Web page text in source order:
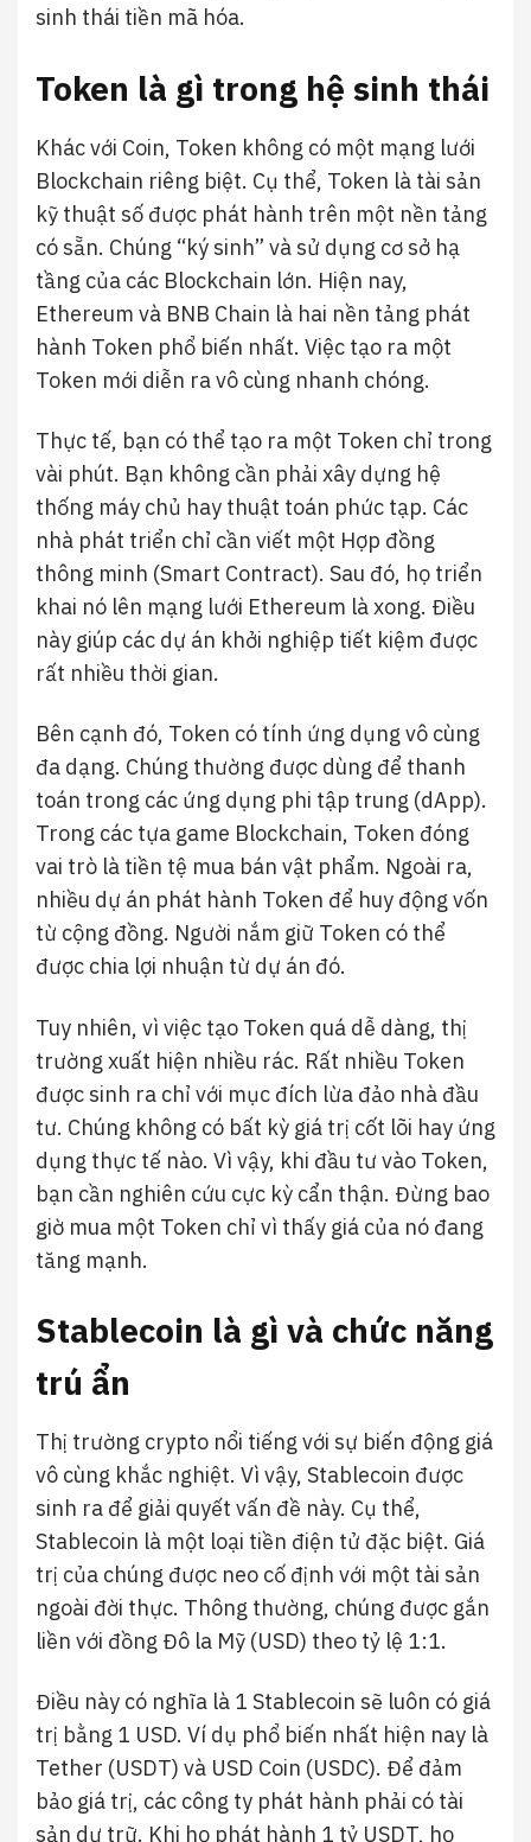
sinh thái tiền mã hóa.
Token là gì trong hệ sinh thái
Khác với Coin, Token không có một mạng lưới
Blockchain riêng biệt. Cụ thể, Token là tài sản
kỹ thuật số được phát hành trên một nền tảng
có sẵn. Chúng “ký sinh” và sử dụng cơ sở hạ
tầng của các Blockchain lớn. Hiện nay,
Ethereum và BNB Chain là hai nền tảng phát
hành Token phổ biến nhất. Việc tạo ra một
Token mới diễn ra vô cùng nhanh chóng.
Thực tế, bạn có thể tạo ra một Token chỉ trong
vài phút. Bạn không cần phải xây dựng hệ
thống máy chủ hay thuật toán phức tạp. Các
nhà phát triển chỉ cần viết một Hợp đồng
thông minh (Smart Contract). Sau đó, họ triển
khai nó lên mạng lưới Ethereum là xong. Điều
này giúp các dự án khởi nghiệp tiết kiệm được
rất nhiều thời gian.
Bên cạnh đó, Token có tính ứng dụng vô cùng
đa dạng. Chúng thường được dùng để thanh
toán trong các ứng dụng phi tập trung (dApp).
Trong các tựa game Blockchain, Token đóng
vai trò là tiền tệ mua bán vật phẩm. Ngoài ra,
nhiều dự án phát hành Token để huy động vốn
từ cộng đồng. Người nắm giữ Token có thể
được chia lợi nhuận từ dự án đó.
Tuy nhiên, vì việc tạo Token quá dễ dàng, thị
trường xuất hiện nhiều rác. Rất nhiều Token
được sinh ra chỉ với mục đích lừa đảo nhà đầu
tư. Chúng không có bất kỳ giá trị cốt lõi hay ứng
dụng thực tế nào. Vì vậy, khi đầu tư vào Token,
bạn cần nghiên cứu cực kỳ cẩn thận. Đừng bao
giờ mua một Token chỉ vì thấy giá của nó đang
tăng mạnh.
Stablecoin là gì và chức năng
trú ẩn
Thị trường crypto nổi tiếng với sự biến động giá
vô cùng khắc nghiệt. Vì vậy, Stablecoin được
sinh ra để giải quyết vấn đề này. Cụ thể,
Stablecoin là một loại tiền điện tử đặc biệt. Giá
trị của chúng được neo cố định với một tài sản
ngoài đời thực. Thông thường, chúng được gắn
liền với đồng Đô la Mỹ (USD) theo tỷ lệ 1:1.
Điều này có nghĩa là 1 Stablecoin sẽ luôn có giá
trị bằng 1 USD. Ví dụ phổ biến nhất hiện nay là
Tether (USDT) và USD Coin (USDC). Để đảm
bảo giá trị, các công ty phát hành phải có tài
sản dự trữ. Khi họ phát hành 1 tỷ USDT, họ